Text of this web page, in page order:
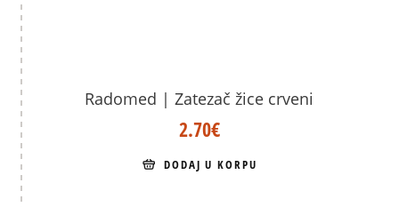
Radomed | Zatezač žice crveni
2.70€
DODAJ U KORPU